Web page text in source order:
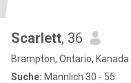
Scarlett, 36
Brampton, Ontario, Kanada
Suche: Männlich 30 - 55